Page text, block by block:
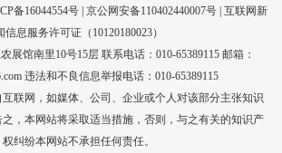
备16044554号| 京公网安备110402440007号 | 互联网新
信息服务许可证（10120180023）
展馆南里10号15层 联系电话：010-65389115 邮箱：
违法和不良信息举报电话：010-65389115
联网，如媒体、公司、企业或个人对该部分主张知识
，本网站将采取适当措施，否则，与之有关的知识产
权纠纷本网站不承担任何责任。